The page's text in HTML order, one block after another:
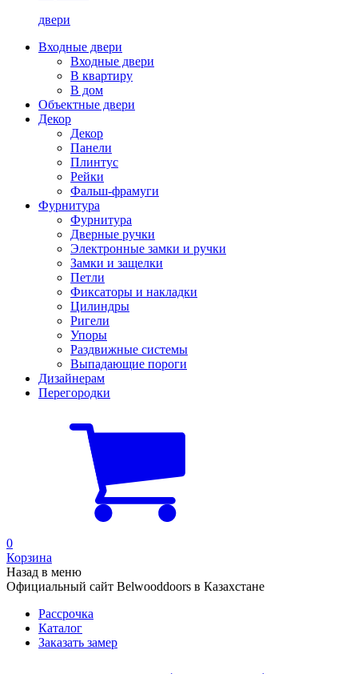
двери
Входные двери
Входные двери
В квартиру
В дом
Объектные двери
Декор
Декор
Панели
Плинтус
Рейки
Фальш-фрамуги
Фурнитура
Фурнитура
Дверные ручки
Электронные замки и ручки
Замки и защелки
Петли
Фиксаторы и накладки
Цилиндры
Ригели
Упоры
Раздвижные системы
Выпадающие пороги
Дизайнерам
Перегородки
0
Корзина
Назад в меню
Официальный сайт Belwooddoors в Казахстане
Рассрочка
Каталог
Заказать замер